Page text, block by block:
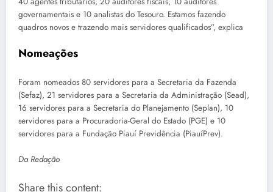
governamentais e 10 analistas do Tesouro. Estamos fazendo
quadros novos e trazendo mais servidores qualificados”, explica
Nomeações
Foram nomeados 80 servidores para a Secretaria da Fazenda
(Sefaz), 21 servidores para a Secretaria da Administração (Sead),
16 servidores para a Secretaria do Planejamento (Seplan), 10
servidores para a Procuradoria-Geral do Estado (PGE) e 10
servidores para a Fundação Piauí Previdência (PiauíPrev).
Da Redação
Share this content: